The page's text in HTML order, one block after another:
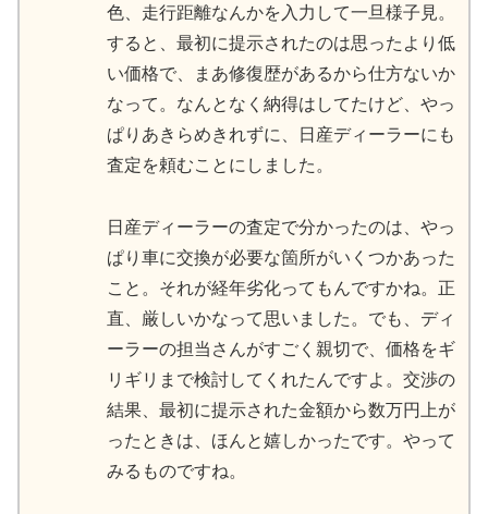
色、走行距離なんかを入力して一旦様子見。
すると、最初に提示されたのは思ったより低
い価格で、まあ修復歴があるから仕方ないか
なって。なんとなく納得はしてたけど、やっ
ぱりあきらめきれずに、日産ディーラーにも
査定を頼むことにしました。
日産ディーラーの査定で分かったのは、やっ
ぱり車に交換が必要な箇所がいくつかあった
こと。それが経年劣化ってもんですかね。正
直、厳しいかなって思いました。でも、ディ
ーラーの担当さんがすごく親切で、価格をギ
リギリまで検討してくれたんですよ。交渉の
結果、最初に提示された金額から数万円上が
ったときは、ほんと嬉しかったです。やって
みるものですね。